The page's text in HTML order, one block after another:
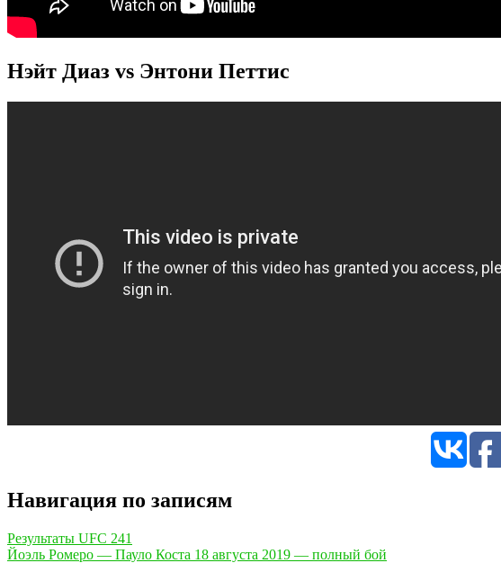
Нэйт Диаз vs Энтони Петтис
Навигация по записям
Результаты UFC 241
Йоэль Ромеро — Пауло Коста 18 августа 2019 — полный бой